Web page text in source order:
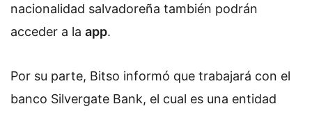
nacionalidad salvadoreña también podrán
acceder a la app.
Por su parte, Bitso informó que trabajará con el
banco Silvergate Bank, el cual es una entidad